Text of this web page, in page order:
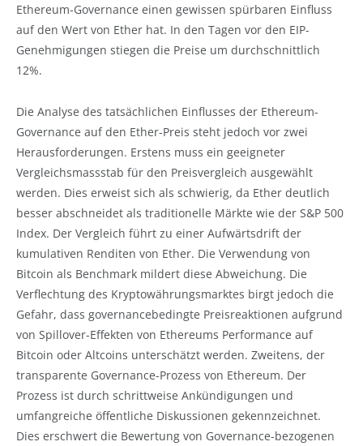
Ethereum-Governance einen gewissen spürbaren Einfluss
auf den Wert von Ether hat. In den Tagen vor den EIP-
Genehmigungen stiegen die Preise um durchschnittlich
12%.
Die Analyse des tatsächlichen Einflusses der Ethereum-
Governance auf den Ether-Preis steht jedoch vor zwei
Herausforderungen. Erstens muss ein geeigneter
Vergleichsmassstab für den Preisvergleich ausgewählt
werden. Dies erweist sich als schwierig, da Ether deutlich
besser abschneidet als traditionelle Märkte wie der S&P 500
Index. Der Vergleich führt zu einer Aufwärtsdrift der
kumulativen Renditen von Ether. Die Verwendung von
Bitcoin als Benchmark mildert diese Abweichung. Die
Verflechtung des Kryptowährungsmarktes birgt jedoch die
Gefahr, dass governancebedingte Preisreaktionen aufgrund
von Spillover-Effekten von Ethereums Performance auf
Bitcoin oder Altcoins unterschätzt werden. Zweitens, der
transparente Governance-Prozess von Ethereum. Der
Prozess ist durch schrittweise Ankündigungen und
umfangreiche öffentliche Diskussionen gekennzeichnet.
Dies erschwert die Bewertung von Governance-bezogenen